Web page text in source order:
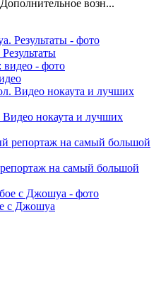
возн...
нокаута и лучших
на самый большой
с Джошуа